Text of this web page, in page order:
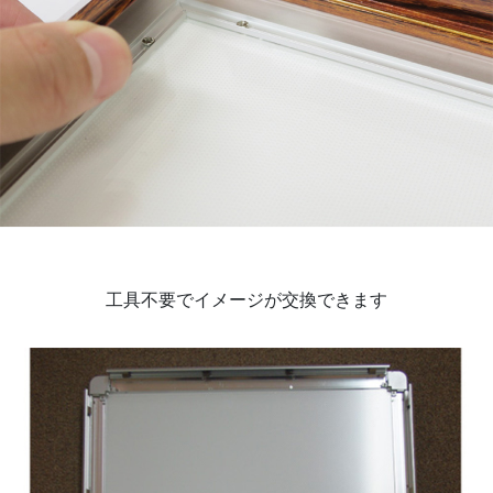
工具不要でイメージが交換できます